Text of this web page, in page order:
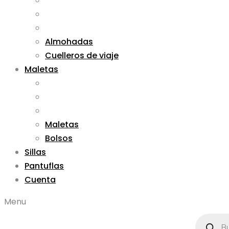
Almohadas
Cuelleros de viaje
Maletas
Maletas
Bolsos
Sillas
Pantuflas
Cuenta
Menu